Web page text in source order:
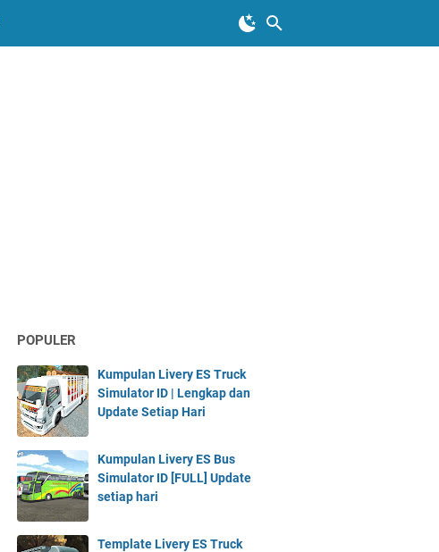
POPULER
Kumpulan Livery ES Truck
Simulator ID | Lengkap dan
Update Setiap Hari
Kumpulan Livery ES Bus
Simulator ID [FULL] Update
setiap hari
Template Livery ES Truck